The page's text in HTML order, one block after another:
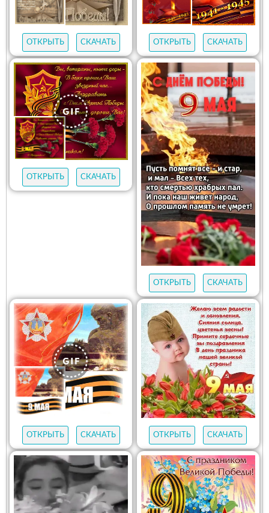
ОТКРЫТЬ СКАЧАТЬ ОТКРЫТЬ СКАЧАТЬ
ОТКРЫТЬ СКАЧАТЬ
ОТКРЫТЬ СКАЧАТЬ
ОТКРЫТЬ СКАЧАТЬ ОТКРЫТЬ СКАЧАТЬ